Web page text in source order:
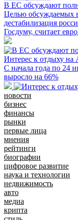
В ЕС обсуждают
Целью обсуждаемых
дестабилизация
Госдуму, считает
Интерес к отдыху на
С начала года по 24
выросло на 66%
новости
бизнес
финансы
рынки
первые лица
мнения
рейтинги
биографии
цифровое развитие
наука и технологии
недвижимость
авто
медиа
крипта